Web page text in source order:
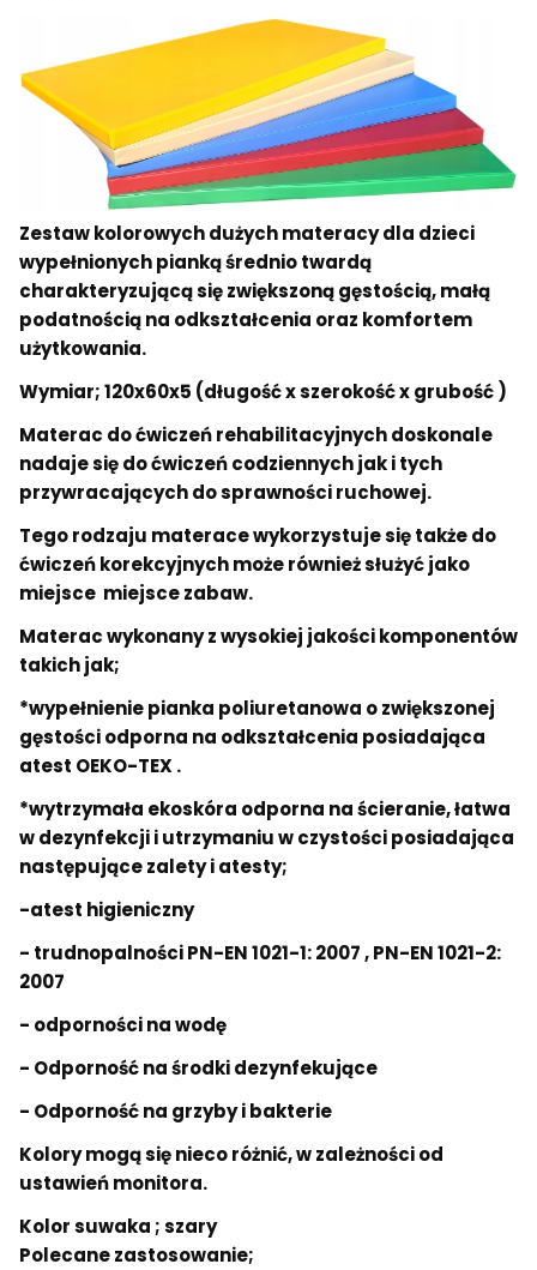
Zestaw kolorowych dużych materacy dla dzieci
wypełnionych pianką średnio twardą
charakteryzującą się zwiększoną gęstością, małą
podatnością na odkształcenia oraz komfortem
użytkowania.
Wymiar; 120x60x5 (długość x szerokość x grubość )
Materac do ćwiczeń rehabilitacyjnych doskonale
nadaje się do ćwiczeń codziennych jak i tych
przywracających do sprawności ruchowej.
Tego rodzaju materace wykorzystuje się także do
ćwiczeń korekcyjnych może również służyć jako
miejsce miejsce zabaw.
Materac wykonany z wysokiej jakości komponentów
takich jak;
*wypełnienie pianka poliuretanowa o zwiększonej
gęstości odporna na odkształcenia posiadająca
atest OEKO-TEX .
*wytrzymała ekoskóra odporna na ścieranie, łatwa
w dezynfekcji i utrzymaniu w czystości posiadająca
następujące zalety i atesty;
-atest higieniczny
- trudnopalności PN-EN 1021-1: 2007 , PN-EN 1021-2:
2007
- odporności na wodę
- Odporność na środki dezynfekujące
- Odporność na grzyby i bakterie
Kolory mogą się nieco różnić, w zależności od
ustawień monitora.
Kolor suwaka ; szary
Polecane zastosowanie;